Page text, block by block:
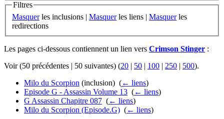
Filtres
Masquerles inclusions | Masquerles liens | Masquerles
redirections
Les pages ci-dessous contiennent un lien vers Crimson Stinger :
Voir (50 précédentes | 50 suivantes) (20 | 50 | 100 | 250 | 500).
Milo du Scorpion (inclusion) ‎ (← liens)
Episode G - Assassin Volume 13 (← liens)
G Assassin Chapitre 087 (← liens)
Milo du Scorpion (Episode.G) (← liens)